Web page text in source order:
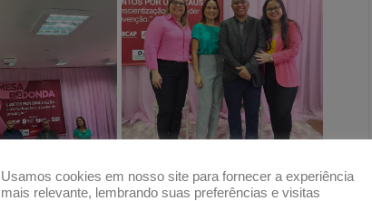
Usamos cookies em nosso site para fornecer a experiência
mais relevante, lembrando suas preferências e visitas